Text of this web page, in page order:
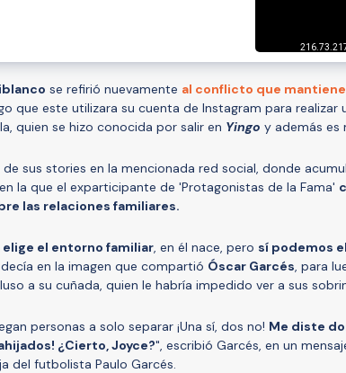
se refirió nuevamente al conflicto que
que este utilizara su cuenta de Instagram para realizar
quien se hizo conocida por salir en Yingo y además es
de sus stories en la mencionada red social, donde
la que el exparticipante de 'Protagonistas de la Fama'
las relaciones familiares.
elige el entorno familiar, en él nace, pero sí podemos
en la imagen que compartió Óscar Garcés, para
a su cuñada, quien le habría impedido ver a sus
personas a solo separar ¡Una sí, dos no! Me diste
¿Cierto, Joyce?", escribió Garcés, en un
del futbolista Paulo Garcés.